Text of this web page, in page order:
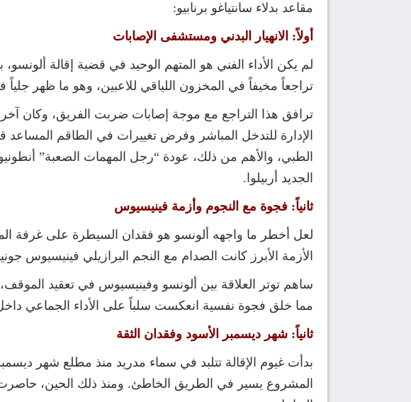
مقاعد بدلاء سانتياغو برنابيو:
أولاً: الانهيار البدني ومستشفى الإصابات
لم يكن الأداء الفني هو المتهم الوحيد في قضية إقالة
تراجعاً مخيفاً في المخزون اللياقي للاعبين، وهو ما ظهر
ترافق هذا التراجع مع موجة إصابات ضربت الفريق، وكان
الإدارة للتدخل المباشر وفرض تغييرات في الطاقم المساعد
الطبي، والأهم من ذلك، عودة “رجل المهمات الصعبة”
الجديد أربيلوا.
ثانياً: فجوة مع النجوم وأزمة فينيسيوس
لعل أخطر ما واجهه ألونسو هو فقدان السيطرة على غرفة
الأزمة الأبرز كانت الصدام مع النجم البرازيلي فينيسيوس
ساهم توتر العلاقة بين ألونسو وفينيسيوس في تعقيد
مما خلق فجوة نفسية انعكست سلباً على الأداء الجماعي
ثانياً: شهر ديسمبر الأسود وفقدان الثقة
بدأت غيوم الإقالة تتلبد في سماء مدريد منذ مطلع شهر
المشروع يسير في الطريق الخاطئ. ومنذ ذلك الحين،